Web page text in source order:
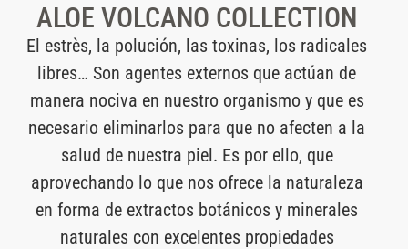
ALOE VOLCANO COLLECTION
El estrès, la polución, las toxinas, los radicales
libres… Son agentes externos que actúan de
manera nociva en nuestro organismo y que es
necesario eliminarlos para que no afecten a la
salud de nuestra piel. Es por ello, que
aprovechando lo que nos ofrece la naturaleza
en forma de extractos botánicos y minerales
naturales con excelentes propiedades